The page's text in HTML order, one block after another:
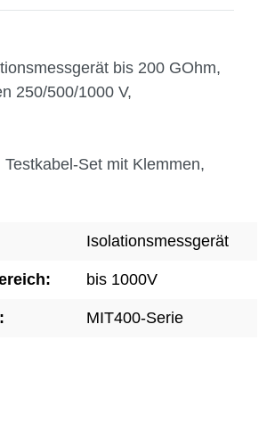
bis 200 GOhm,
250/500/1000 V,
Testkabel-Set mit Klemmen,
Isolationsmessgerät
bis 1000V
MIT400-Serie